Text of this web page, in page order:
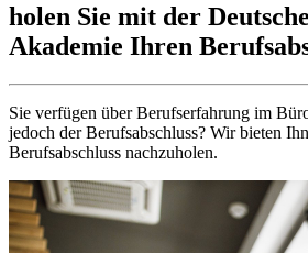
holen Sie mit der
Akademie Ihren
Sie verfügen über Berufserfahrung im
jedoch der Berufsabschluss? Wir bieten
Berufsabschluss nachzuholen.